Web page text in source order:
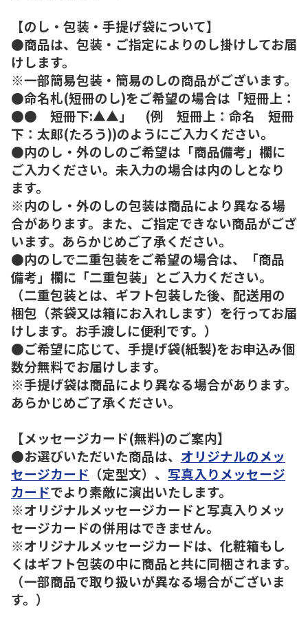
【のし・包装・手提げ袋について】
●商品は、包装・ご指定によりのし掛けしてお届
けします。
※一部簡易包装・簡易のしの商品がございます。
●命名札(短冊のし)をご希望の場合は「短冊上：
●● 短冊下:▲▲」 (例 短冊上：命名 短冊
下：太郎(たろう))のようにご入力ください。
●内のし・外のしのご希望は「商品備考」欄に
ご入力ください。未入力の場合は内のしとなり
ます。
※内のし・外のしの包装は商品により異なる場
合があります。また、ご指定できない商品がござ
います。あらかじめご了承ください。
●内のしで二重包装をご希望の場合は、「商品
備考」欄に「二重包装」とご入力ください。
（二重包装とは、ギフト包装した後、配送用の
梱包（茶袋又は箱にお入れします）を行ってお届
けします。お手渡しに便利です。）
●ご希望に応じて、手提げ袋(紙製)をお申込み個
数分無料でお届けします。
※手提げ袋は商品により異なる場合があります。
あらかじめご了承ください。
【メッセージカード(無料)のご案内】
●お選びいただいた商品は、 オリジナルのメッ
セージカード （定型文）、 写真入りメッセージ
カードでより素敵に演出いたします。
※オリジナルメッセージカードと写真入りメッ
セージカードの併用はできません。
※オリジナルメッセージカードは、化粧箱もし
くはギフト包装の中に商品と共に同梱されます。
（一部商品で取り扱いが異なる場合がございま
す。）